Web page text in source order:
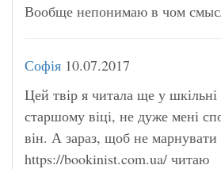
Вообще непонимаю в чом
Софія 10.07.2017
Цей твір я читала ще у
старшому віці, не дуже мені
він. А зараз, щоб не марнувати
https://bookinist.com.ua/ читаю